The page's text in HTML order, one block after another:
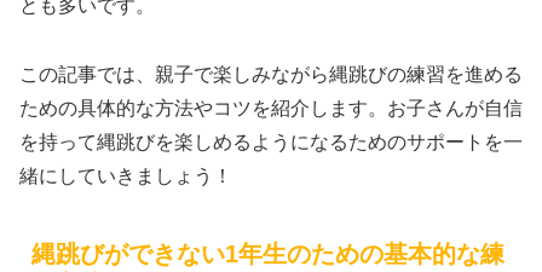
とも多いです。
この記事では、親子で楽しみながら縄跳びの練習を進める
ための具体的な方法やコツを紹介します。お子さんが自信
を持って縄跳びを楽しめるようになるためのサポートを一
緒にしていきましょう！
縄跳びができない1年生のための基本的な練